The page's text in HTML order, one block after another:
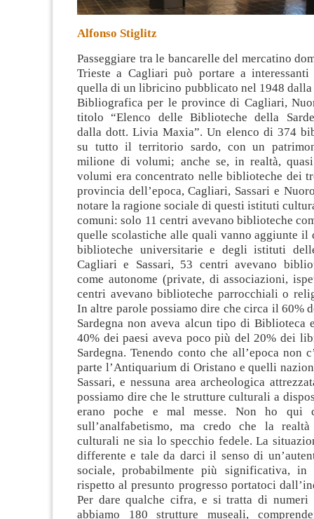
Alfonso Stiglitz
Passeggiare tra le bancarelle del mercatino
Trieste a Cagliari può portare a interessanti
quella di un libricino pubblicato nel 1948 dalla
Bibliografica per le province di Cagliari,
titolo “Elenco delle Biblioteche della
dalla dott. Livia Maxia”. Un elenco di 374
su tutto il territorio sardo, con un
milione di volumi; anche se, in realtà,
volumi era concentrato nelle biblioteche dei
provincia dell’epoca, Cagliari, Sassari e
notare la ragione sociale di questi istituti
comuni: solo 11 centri avevano biblioteche
quelle scolastiche alle quali vanno aggiunte il
biblioteche universitarie e degli istituti
Cagliari e Sassari, 53 centri avevano
come autonome (private, di associazioni,
centri avevano biblioteche parrocchiali o
In altre parole possiamo dire che circa il 60%
Sardegna non aveva alcun tipo di Biblioteca
40% dei paesi aveva poco più del 20% dei
Sardegna. Tenendo conto che all’epoca non
parte l’Antiquarium di Oristano e quelli
Sassari, e nessuna area archeologica
possiamo dire che le strutture culturali a
erano poche e mal messe. Non ho
sull’analfabetismo, ma credo che la
culturali ne sia lo specchio fedele. La
differente e tale da darci il senso di
sociale, probabilmente più significativa, in
rispetto al presunto progresso portatoci
Per dare qualche cifra, e si tratta di
abbiamo 180 strutture museali,